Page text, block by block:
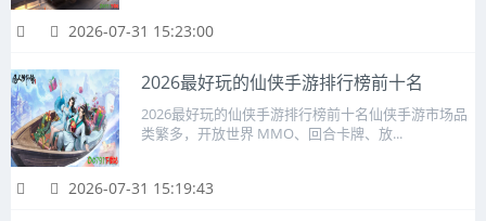
2026-07-31 15:23:00
2026最好玩的仙侠手游排行榜前十名
2026最好玩的仙侠手游排行榜前十名仙侠手游市场品
类繁多，开放世界 MMO、回合卡牌、放...
2026-07-31 15:19:43